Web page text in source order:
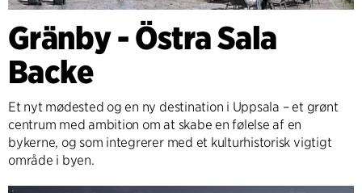
Gränby - Östra Sala
Backe
Et nyt mødested og en ny destination i Uppsala – et grønt
centrum med ambition om at skabe en følelse af en
bykerne, og som integrerer med et kulturhistorisk vigtigt
område i byen.